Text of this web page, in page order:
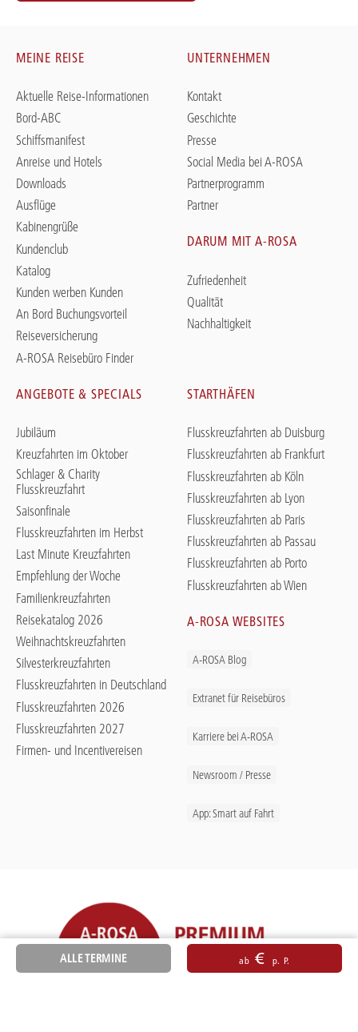
ALLE TERMINE ab € p. P.
MEINE REISE
Aktuelle Reise-Informationen
Bord-ABC
Schiffsmanifest
Anreise und Hotels
Downloads
Ausflüge
Kabinengrüße
Kundenclub
Katalog
Kunden werben Kunden
An Bord Buchungsvorteil
Reiseversicherung
A-ROSA Reisebüro Finder
UNTERNEHMEN
Kontakt
Geschichte
Presse
Social Media bei A-ROSA
Partnerprogramm
Partner
DARUM MIT A-ROSA
Zufriedenheit
Qualität
Nachhaltigkeit
ANGEBOTE & SPECIALS
Jubiläum
Kreuzfahrten im Oktober
Schlager & Charity
Flusskreuzfahrt
Saisonfinale
Flusskreuzfahrten im Herbst
Last Minute Kreuzfahrten
Empfehlung der Woche
Familienkreuzfahrten
Reisekatalog 2026
Weihnachtskreuzfahrten
Silvesterkreuzfahrten
Flusskreuzfahrten in Deutschland
Flusskreuzfahrten 2026
Flusskreuzfahrten 2027
Firmen- und Incentivereisen
STARTHÄFEN
Flusskreuzfahrten ab Duisburg
Flusskreuzfahrten ab Frankfurt
Flusskreuzfahrten ab Köln
Flusskreuzfahrten ab Lyon
Flusskreuzfahrten ab Paris
Flusskreuzfahrten ab Passau
Flusskreuzfahrten ab Porto
Flusskreuzfahrten ab Wien
A-ROSA WEBSITES
A-ROSA Blog
Extranet für Reisebüros
Karriere bei A-ROSA
Newsroom / Presse
App: Smart auf Fahrt